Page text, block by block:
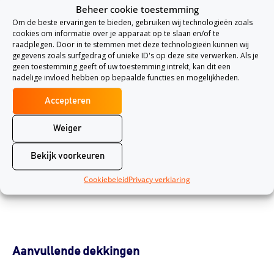
Beheer cookie toestemming
Om de beste ervaringen te bieden, gebruiken wij technologieën zoals
cookies om informatie over je apparaat op te slaan en/of te
raadplegen. Door in te stemmen met deze technologieën kunnen wij
gegevens zoals surfgedrag of unieke ID's op deze site verwerken. Als je
geen toestemming geeft of uw toestemming intrekt, kan dit een
nadelige invloed hebben op bepaalde functies en mogelijkheden.
Accepteren
Weiger
Bekijk voorkeuren
CookiebeleidPrivacy verklaring
u zelf uw verzekering in elkaar zetten. Als u meerdere
verzekeringen afsluit bij Avéro kan de pakketkorting
oplopen tot wel 12%.
Verzekerd:
Aansprakelijkheid
Persoonlijke hulp
Rechtsbijstand
Reisbagage
Aanvullende dekkingen